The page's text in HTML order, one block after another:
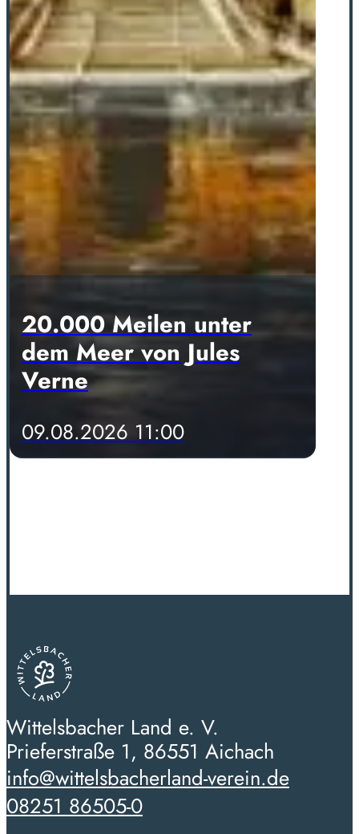
20.000 Meilen unter
dem Meer von Jules
Verne
09.08.2026 11:00
Wittelsbacher Land e. V.
Prieferstraße 1, 86551 Aichach
info@wittelsbacherland-verein.de
08251 86505-0